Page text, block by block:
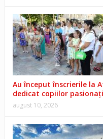
Au început înscrierile la
dedicat copiilor
august 10, 2026